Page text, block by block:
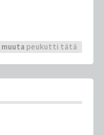
muuta peukutti tätä